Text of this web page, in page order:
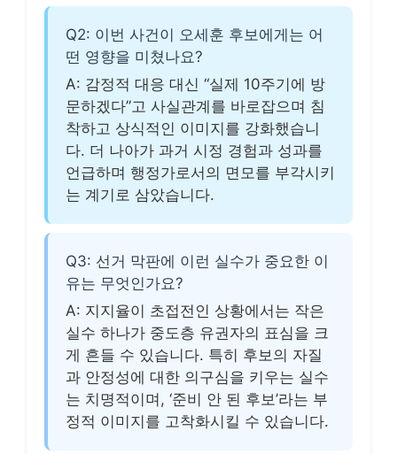
Q2: 이번 사건이 오세훈 후보에게는 어
떤 영향을 미쳤나요?
A: 감정적 대응 대신 “실제 10주기에 방
문하겠다”고 사실관계를 바로잡으며 침
착하고 상식적인 이미지를 강화했습니
다. 더 나아가 과거 시정 경험과 성과를
언급하며 행정가로서의 면모를 부각시키
는 계기로 삼았습니다.
Q3: 선거 막판에 이런 실수가 중요한 이
유는 무엇인가요?
A: 지지율이 초접전인 상황에서는 작은
실수 하나가 중도층 유권자의 표심을 크
게 흔들 수 있습니다. 특히 후보의 자질
과 안정성에 대한 의구심을 키우는 실수
는 치명적이며, ‘준비 안 된 후보’라는 부
정적 이미지를 고착화시킬 수 있습니다.